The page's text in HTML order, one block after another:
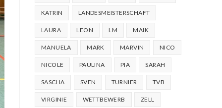
KATRIN LANDESMEISTERSCHAFT
LAURA LEON LM MAIK
MANUELA MARK MARVIN NICO
NICOLE PAULINA PIA SARAH
SASCHA SVEN TURNIER TVB
VIRGINIE WETTBEWERB ZELL